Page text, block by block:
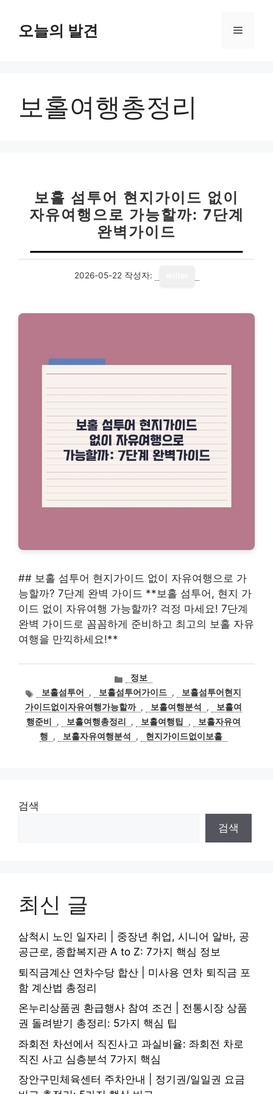
오늘의 발견 메
보홀여행총정리
보홀 섬투어 현지가이드 없이
자유여행으로 가능할까: 7단계
완벽가이드
2026-05-22 작성자:
## 보홀 섬투어 현지가이드 없이 자유여행으로 가
능할까? 7단계 완벽 가이드 **보홀 섬투어, 현지 가
이드 없이 자유여행 가능할까? 걱정 마세요! 7단계
완벽 가이드로 꼼꼼하게 준비하고 최고의 보홀 자유
여행을 만끽하세요!**
카
테
고
리
정보
태
그
보홀섬투어 , 보홀섬투어가이드 ,
보홀섬투어현지
가이드없이자유여행가능할까 , 보홀여행분석 ,
보홀여
행준비
, 보홀여행총정리 , 보홀여행팁 ,
보홀자유여
행
, 보홀자유여행분석 , 현지가이드없이보홀
검색
검색
최신 글
삼척시 노인 일자리 | 중장년 취업, 시니어 알바, 공
공근로, 종합복지관 A to Z: 7가지 핵심 정보
퇴직금계산 연차수당 합산 | 미사용 연차 퇴직금 포
함 계산법 총정리
온누리상품권 환급행사 참여 조건 | 전통시장 상품
권 돌려받기 총정리: 5가지 핵심 팁
좌회전 차선에서 직진사고 과실비율: 좌회전 차로
직진 사고 심층분석 7가지 핵심
장안구민체육센터 주차안내 | 정기권/일일권 요금